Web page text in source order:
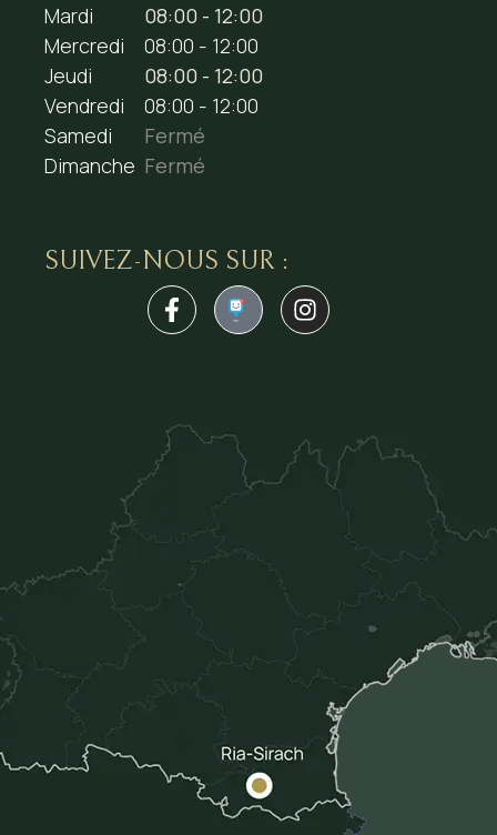
Mardi
08:00 - 12:00
Mercredi
08:00 - 12:00
Jeudi
08:00 - 12:00
Vendredi
08:00 - 12:00
Samedi
Fermé
Dimanche Fermé
SUIVEZ-NOUS SUR :
1